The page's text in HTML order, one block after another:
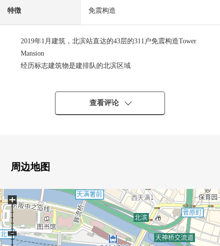
特徴 免震构造
2019年1月建筑，北滨站直达的43层的311户免震构造Tower
Mansion
经历标志建筑物是建排队的北滨区域
宠物饲养可(规章限制有)
约19.5张塌塌米LDK，2SLDK
24小时换气
无水箱马桶，独立盥洗室
可各层垃圾出来
内走廊设计
防止犯罪双层防盗门
查看评论
周边地图
+